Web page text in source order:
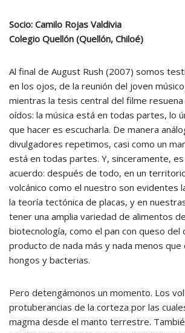
Socio: Camilo Rojas Valdivia
Colegio Quellón (Quellón, Chiloé)
Al final de August Rush (2007) somos
en los ojos, de la reunión del joven
mientras la tesis central del filme
oídos: la música está en todas partes, lo
que hacer es escucharla. De manera
divulgadores repetimos, casi como un
está en todas partes. Y, sinceramente,
acuerdo: después de todo, en un
volcánico como el nuestro son evidentes
la teoría tectónica de placas, y en
tener una amplia variedad de alimentos
biotecnología, como el pan con queso del
producto de nada más y nada menos que
hongos y bacterias.
Pero detengámonos un momento. Los
protuberancias de la corteza por las
magma desde el manto terrestre.